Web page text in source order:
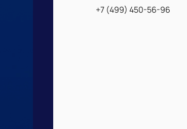
+7 (499) 450-56-96